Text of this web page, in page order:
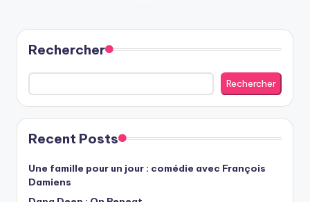
des
publications
Rechercher
Rechercher
Recent Posts
Une famille pour un jour : comédie avec François
Damiens